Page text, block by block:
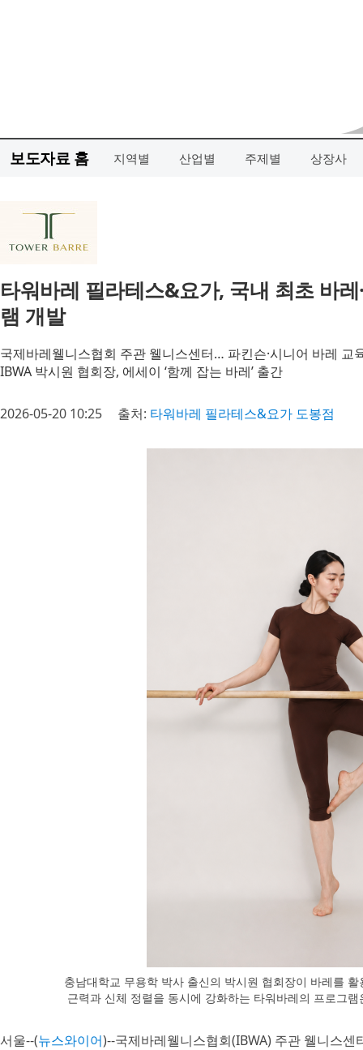
보도자료 홈 지역별 산업별 주제별 상장사
타워바레 필라테스&요가, 국내 최초 바
램 개발
국제바레웰니스협회 주관 웰니스센터… 파킨슨·시니어 바레 교
IBWA 박시원 협회장, 에세이 ‘함께 잡는 바레’ 출간
2026-05-20 10:25 출처: 타워바레 필라테스&요가 도봉점
충남대학교 무용학 박사 출신의 박시원 협회장이 바레를
근력과 신체 정렬을 동시에 강화하는 타워바레의 프로그
서울--(뉴스와이어)--국제바레웰니스협회(IBWA) 주관 웰니스